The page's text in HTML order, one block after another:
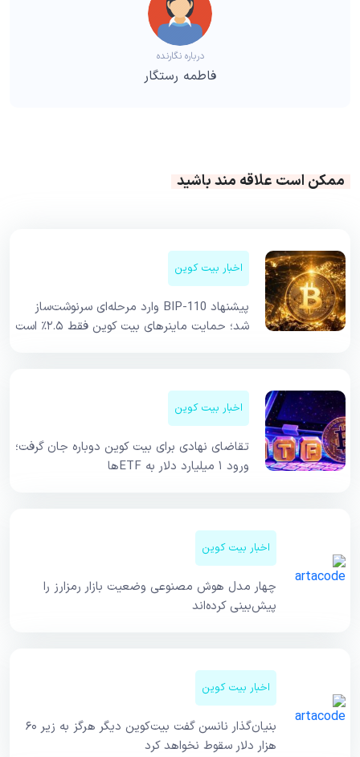
درباره نگارنده
فاطمه رستگار
ممکن است علاقه مند باشید
اخبار بیت کوین
پیشنهاد BIP-110 وارد مرحله‌ای سرنوشت‌ساز
شد؛ حمایت ماینرهای بیت کوین فقط ۲.۵٪ است
اخبار بیت کوین
تقاضای نهادی برای بیت کوین دوباره جان گرفت؛
ورود ۱ میلیارد دلار به ETFها
اخبار بیت کوین
چهار مدل هوش مصنوعی وضعیت بازار رمزارز را
پیش‌بینی کرده‌اند
اخبار بیت کوین
بنیان‌گذار نانسن گفت بیت‌کوین دیگر هرگز به زیر ۶۰
هزار دلار سقوط نخواهد کرد